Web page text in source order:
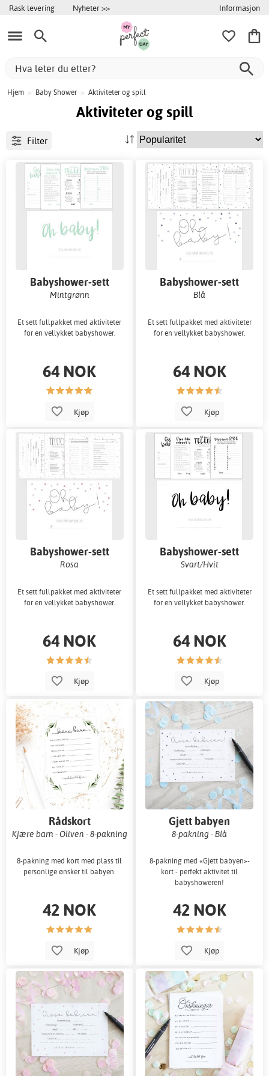
Rask levering Nyheter >> Informasjon
Hjem > Baby Shower > Aktiviteter og spill
Aktiviteter og spill
Filter
Babyshower-sett
Mintgrønn
Et sett fullpakket med aktiviteter
for en vellykket babyshower.
64 NOK
Kjøp
Babyshower-sett
Blå
Et sett fullpakket med aktiviteter
for en vellykket babyshower.
64 NOK
Kjøp
Babyshower-sett
Rosa
Et sett fullpakket med aktiviteter
for en vellykket babyshower.
64 NOK
Kjøp
Babyshower-sett
Svart/Hvit
Et sett fullpakket med aktiviteter
for en vellykket babyshower.
64 NOK
Kjøp
Rådskort
Kjære barn - Oliven - 8-pakning
8-pakning med kort med plass til
personlige ønsker til babyen.
42 NOK
Kjøp
Gjett babyen
8-pakning - Blå
8-pakning med «Gjett babyen»-
kort - perfekt aktivitet til
babyshoweren!
42 NOK
Kjøp